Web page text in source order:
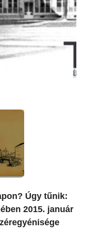
Úgy tűnik:
2015. január